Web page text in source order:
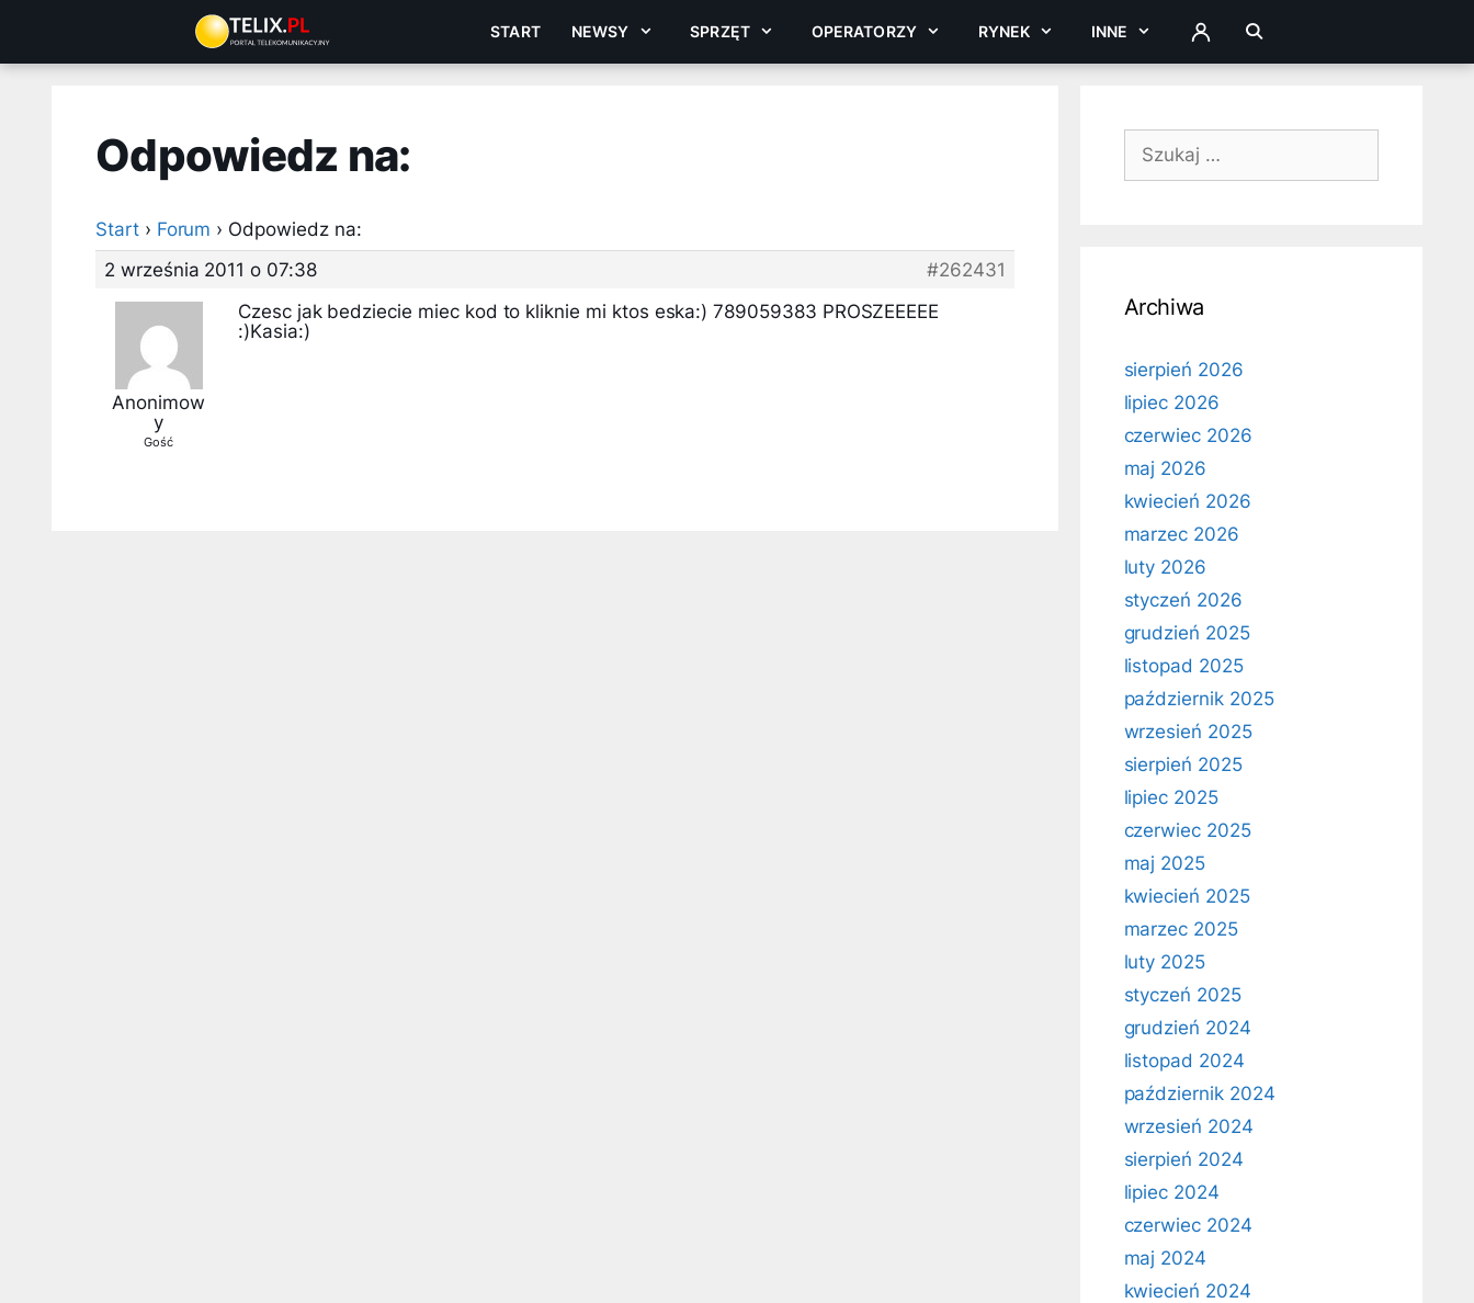
treści
START NEWSY SPRZĘT OPERATORZY RYNEK INNE ZALOGUJ
Odpowiedz na:
Start › Forum › Odpowiedz na:
2 września 2011 o 07:38
#262431
Anonimow
y
Gość
Czesc jak bedziecie miec kod to kliknie mi ktos eska:) 789059383 PROSZEEEEE
:)Kasia:)
Szukaj:
Archiwa
sierpień 2026
lipiec 2026
czerwiec 2026
maj 2026
kwiecień 2026
marzec 2026
luty 2026
styczeń 2026
grudzień 2025
listopad 2025
październik 2025
wrzesień 2025
sierpień 2025
lipiec 2025
czerwiec 2025
maj 2025
kwiecień 2025
marzec 2025
luty 2025
styczeń 2025
grudzień 2024
listopad 2024
październik 2024
wrzesień 2024
sierpień 2024
lipiec 2024
czerwiec 2024
maj 2024
kwiecień 2024